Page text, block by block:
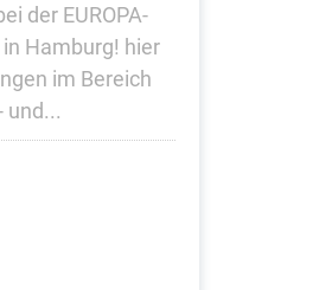
der EUROPA-
in Hamburg! hier
im Bereich
und...